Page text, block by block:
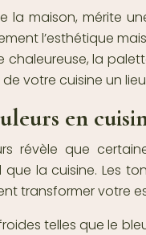
la maison, mérite
l’esthétique
la
votre cuisine un
en
révèle que
la cuisine. Les
transformer votre
froides telles que le